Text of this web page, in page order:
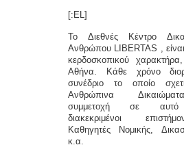
[:EL]
Το Διεθνές Κέντρο
Ανθρώπου LIBERTAS , είναι
κερδοσκοπικού
Αθήνα. Κάθε χρόνο
συνέδριο το οποίο
Ανθρώπινα
συμμετοχή σε αυτό
διακεκριμένοι
Καθηγητές Νομικής,
κ.α.